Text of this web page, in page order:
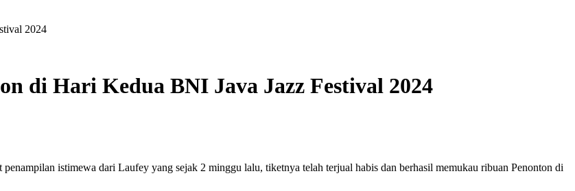
2024
di Hari Kedua BNI Java Jazz Festival 2024
istimewa dari Laufey yang sejak 2 minggu lalu, tiketnya telah terjual habis dan berhasil memukau ribuan Penonton di